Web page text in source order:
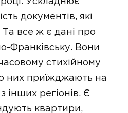
документів, які
Та все ж є дані про
Франківську. Вони
стихійному
них приїжджають на
інших регіонів. Є
квартири,